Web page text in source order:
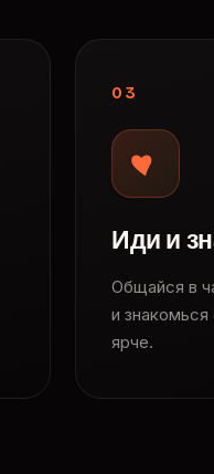
03
Иди и
Общайся в
и
ярче.